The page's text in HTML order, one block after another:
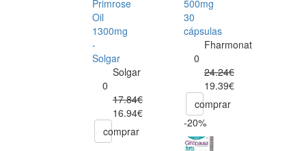
Primrose
Oil
1300mg
-
Solgar
Solgar
0
17.84€
16.94€
comprar
500mg
30
cápsulas
Fharmonat
0
24.24€
19.39€
comprar
-20%